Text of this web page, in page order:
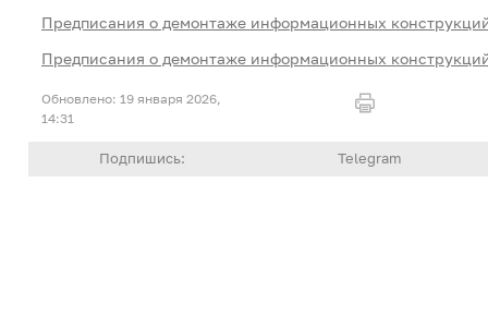
Предписания о демонтаже информационных
Предписания о демонтаже информационных
19 января 2026,
14:31